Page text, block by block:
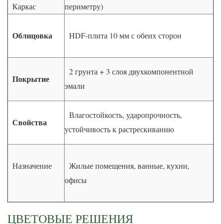
Каркас
периметру)
Облицовка HDF-плита 10 мм с обеих сторон
Покрытие
2 грунта + 3 слоя двухкомпонентной
эмали
Свойства
Влагостойкость, ударопрочность,
устойчивость к растрескиванию
Назначение
Жилые помещения, ванные, кухни,
офисы
ЦВЕТОВЫЕ РЕШЕНИЯ